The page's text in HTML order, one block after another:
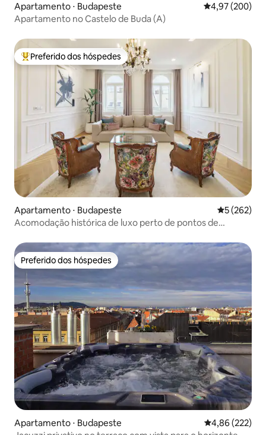
Apartamento ⋅ Budapeste 4,97 de uma
4,97 (200)
Apartamento no Castelo de Buda (A)
Entre os melhores preferidos dos hóspedes
Preferido dos hóspedes
Apartamento ⋅ Budapeste 5 de uma
5 (262)
Acomodação histórica de luxo perto de pontos de
Preferido dos hóspedes
Preferido dos hóspedes
Apartamento ⋅ Budapeste 4,86 de uma
4,86 (222)